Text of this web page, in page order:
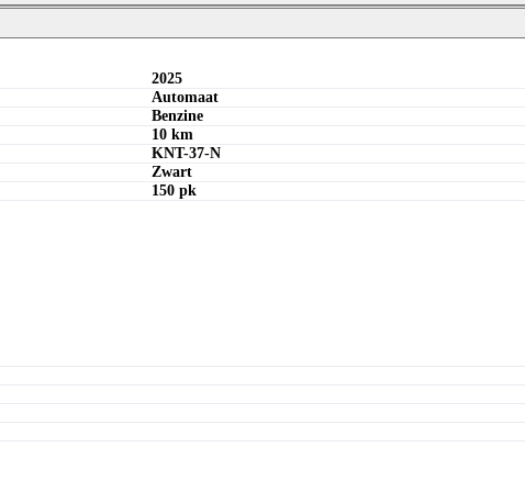
Maandbedrag berekenen
Offerte aanvragen
Offerte aanvragen
2025
Automaat
Benzine
10 km
KNT-37-N
Zwart
150 pk